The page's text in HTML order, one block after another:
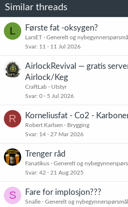
r
Similar threads
L Første fat -oksygen?
LarsET
Generelt og nybegynnerspørsmål
Svar 11 11 Jul 2026
AirlockRevival — gratis
Airlock/Keg
CraftLab
Utstyr
Svar 0 5 Jul 2026
R Korneliusfat - Co2 -
Robert Karlsen
Brygging
Svar 14 27 Mar 2026
Trenger råd
Fanatikus
Generelt og
Svar 42 21 Aug 2025
S Fare for implosjon???
Snalle
Generelt og nybegynnerspørsmål